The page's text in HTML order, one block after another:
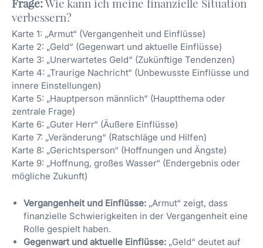
Frage:Wie kann ich meine finanzielle Situation
verbessern?
Karte 1: „Armut“ (Vergangenheit und Einflüsse)
Karte 2: „Geld“ (Gegenwart und aktuelle Einflüsse)
Karte 3: „Unerwartetes Geld“ (Zukünftige Tendenzen)
Karte 4: „Traurige Nachricht“ (Unbewusste Einflüsse und
innere Einstellungen)
Karte 5: „Hauptperson männlich“ (Hauptthema oder
zentrale Frage)
Karte 6: „Guter Herr“ (Äußere Einflüsse)
Karte 7: „Veränderung“ (Ratschläge und Hilfen)
Karte 8: „Gerichtsperson“ (Hoffnungen und Ängste)
Karte 9: „Hoffnung, großes Wasser“ (Endergebnis oder
mögliche Zukunft)
Vergangenheit und Einflüsse: „Armut“ zeigt, dass
finanzielle Schwierigkeiten in der Vergangenheit eine
Rolle gespielt haben.
Gegenwart und aktuelle Einflüsse: „Geld“ deutet auf